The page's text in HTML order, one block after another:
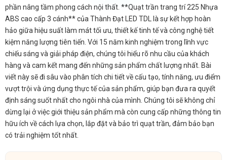
phần nâng tầm phong cách nội thất. **Quạt trần trang trí 225 Nhựa
ABS cao cấp 3 cánh** của Thành Đạt LED TDL là sự kết hợp hoàn
hảo giữa hiệu suất làm mát tối ưu, thiết kế tinh tế và công nghệ tiết
kiệm năng lượng tiên tiến. Với 15 năm kinh nghiệm trong lĩnh vực
chiếu sáng và giải pháp điện, chúng tôi hiểu rõ nhu cầu của khách
hàng và cam kết mang đến những sản phẩm chất lượng nhất. Bài
viết này sẽ đi sâu vào phân tích chi tiết về cấu tạo, tính năng, ưu điểm
vượt trội và ứng dụng thực tế của sản phẩm, giúp bạn đưa ra quyết
định sáng suốt nhất cho ngôi nhà của mình. Chúng tôi sẽ không chỉ
dừng lại ở việc giới thiệu sản phẩm mà còn cung cấp những thông tin
hữu ích về cách lựa chọn, lắp đặt và bảo trì quạt trần, đảm bảo bạn
có trải nghiệm tốt nhất.